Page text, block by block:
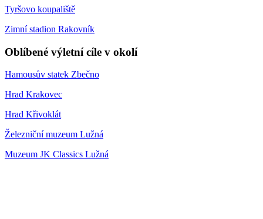
Tyršovo koupaliště
Zimní stadion Rakovník
Oblíbené výletní cíle v okolí
Hamousův statek Zbečno
Hrad Krakovec
Hrad Křivoklát
Železniční muzeum Lužná
Muzeum JK Classics Lužná